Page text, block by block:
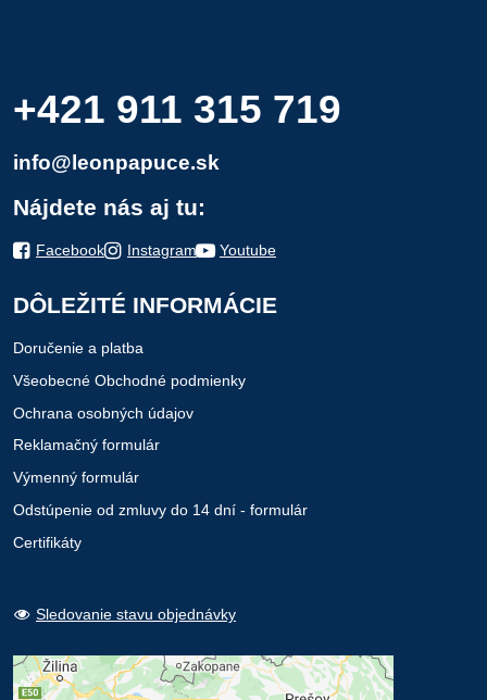
+421 911 315 719
info@leonpapuce.sk
Nájdete nás aj tu:
Facebook Instagram Youtube
DÔLEŽITÉ INFORMÁCIE
Doručenie a platba
Všeobecné Obchodné podmienky
Ochrana osobných údajov
Reklamačný formulár
Výmenný formulár
Odstúpenie od zmluvy do 14 dní - formulár
Certifikáty
Sledovanie stavu objednávky